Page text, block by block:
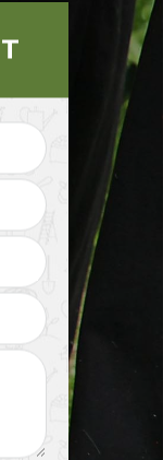
arbre et
haie 45